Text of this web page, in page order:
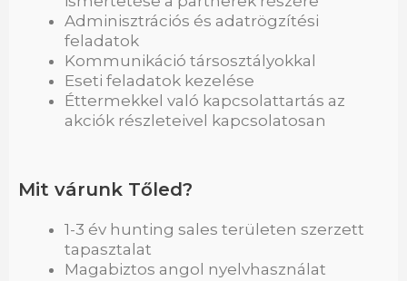
Adminisztrációs és adatrögzítési
feladatok
Kommunikáció társosztályokkal
Eseti feladatok kezelése
Éttermekkel való kapcsolattartás az
akciók részleteivel kapcsolatosan
Mit várunk Tőled?
1-3 év hunting sales területen szerzett
tapasztalat
Magabiztos angol nyelvhasználat